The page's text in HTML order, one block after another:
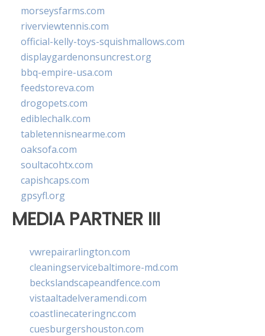
morseysfarms.com
riverviewtennis.com
official-kelly-toys-squishmallows.com
displaygardenonsuncrest.org
bbq-empire-usa.com
feedstoreva.com
drogopets.com
ediblechalk.com
tabletennisnearme.com
oaksofa.com
soultacohtx.com
capishcaps.com
gpsyfl.org
MEDIA PARTNER III
vwrepairarlington.com
cleaningservicebaltimore-md.com
beckslandscapeandfence.com
vistaaltadelveramendi.com
coastlinecateringnc.com
cuesburgershouston.com